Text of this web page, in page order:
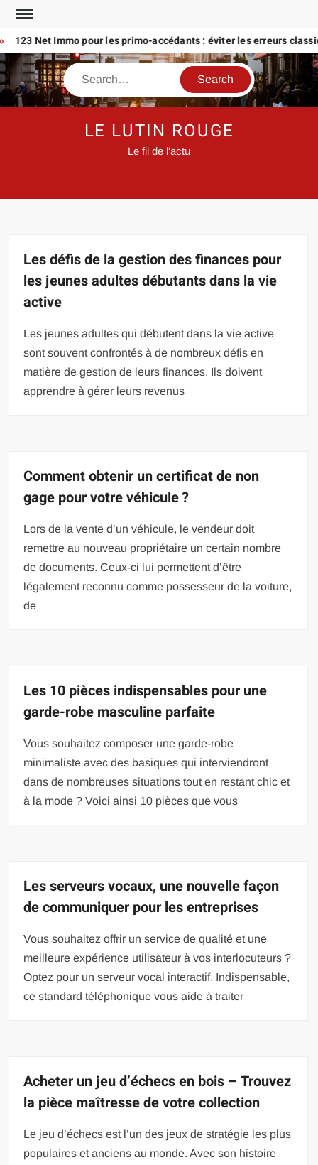
Skip
contentNet Immo pour les primo-accédants : éviter les erreurs
Search
LE LUTIN ROUGE
Le fil de l'actu
Les défis de la gestion des finances pour
les jeunes adultes débutants dans la vie
active
Les jeunes adultes qui débutent dans la vie active
sont souvent confrontés à de nombreux défis en
matière de gestion de leurs finances. Ils doivent
apprendre à gérer leurs revenus
Comment obtenir un certificat de non
gage pour votre véhicule ?
Lors de la vente d’un véhicule, le vendeur doit
remettre au nouveau propriétaire un certain nombre
de documents. Ceux-ci lui permettent d’être
légalement reconnu comme possesseur de la voiture,
de
Les 10 pièces indispensables pour une
garde-robe masculine parfaite
Vous souhaitez composer une garde-robe
minimaliste avec des basiques qui interviendront
dans de nombreuses situations tout en restant chic et
à la mode ? Voici ainsi 10 pièces que vous
Les serveurs vocaux, une nouvelle façon
de communiquer pour les entreprises
Vous souhaitez offrir un service de qualité et une
meilleure expérience utilisateur à vos interlocuteurs ?
Optez pour un serveur vocal interactif. Indispensable,
ce standard téléphonique vous aide à traiter
Acheter un jeu d’échecs en bois – Trouvez
la pièce maîtresse de votre collection
Le jeu d’échecs est l’un des jeux de stratégie les plus
populaires et anciens au monde. Avec son histoire